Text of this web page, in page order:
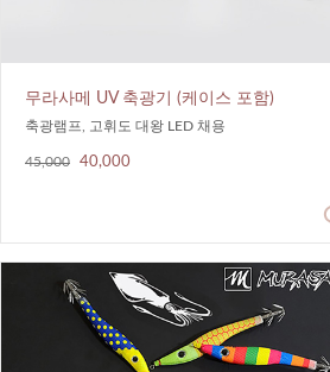
무라사메 UV 축광기 (케이스 포함)
축광램프, 고휘도 대왕 LED 채용
45,000 40,000